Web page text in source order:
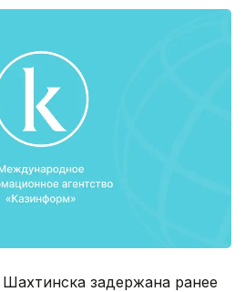
задержана ранее